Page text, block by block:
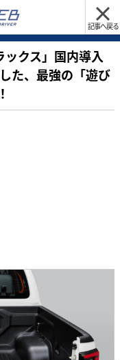
記事へ戻る
クス」国内導入
た、最強の「遊び